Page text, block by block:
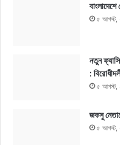
৫ আগস্ট,
নতুন
:
৫ আগস্ট,
জকসু
৫ আগস্ট,